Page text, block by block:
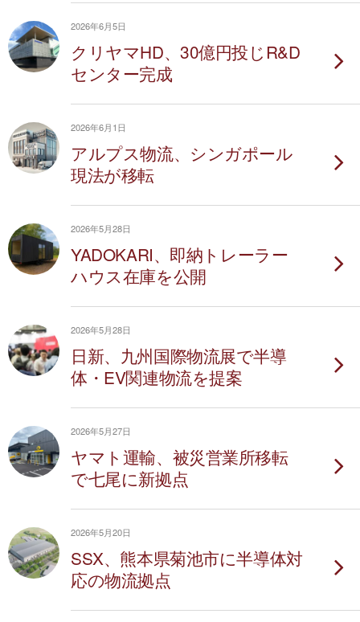
2026年6月5日
クリヤマHD、30億円投じR&D
センター完成
2026年6月1日
アルプス物流、シンガポール
現法が移転
2026年5月28日
YADOKARI、即納トレーラー
ハウス在庫を公開
2026年5月28日
日新、九州国際物流展で半導
体・EV関連物流を提案
2026年5月27日
ヤマト運輸、被災営業所移転
で七尾に新拠点
2026年5月20日
SSX、熊本県菊池市に半導体対
応の物流拠点